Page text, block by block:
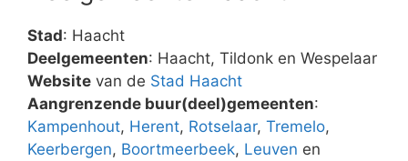
Stad: Haacht
Deelgemeenten: Haacht, Tildonk en Wespelaar
Website van de Stad Haacht
Aangrenzende buur(deel)gemeenten:
Kampenhout, Herent, Rotselaar, Tremelo,
Keerbergen, Boortmeerbeek, Leuven en